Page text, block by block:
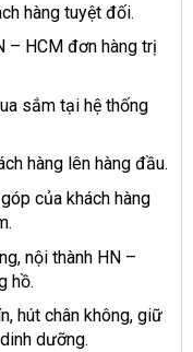
hàng tuyệt đối.
– HCM đơn hàng trị
sắm tại hệ thống
hàng lên hàng đầu.
của khách hàng
nội thành HN –
hồ.
hút chân không, giữ
dưỡng.